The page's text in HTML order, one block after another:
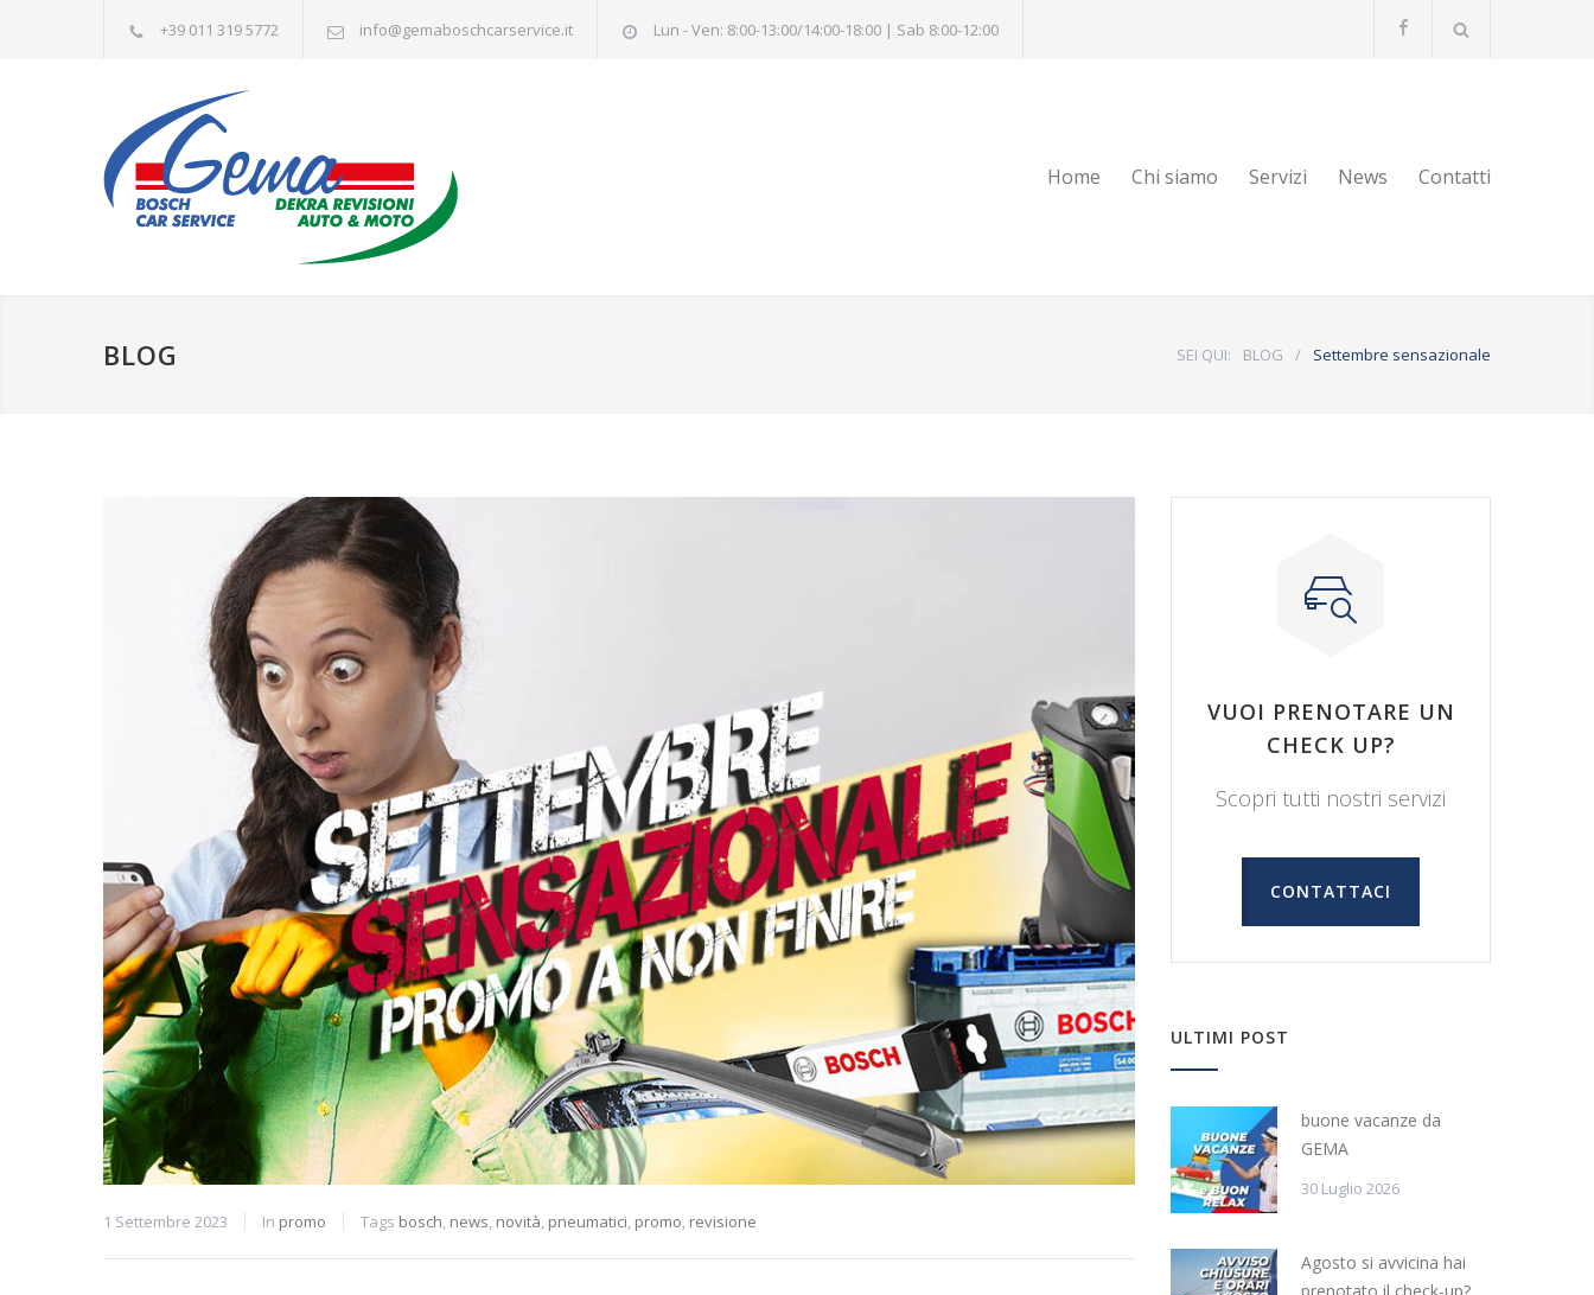
+39 011 319 5772 info@gemaboschcarservice.it Lun - Ven: 8:00-13:00/14:00-18:00 | Sab 8:00-12:00
Home Chi siamo Servizi News Contatti
BLOG SEI QUI: BLOG / Settembre sensazionale
1 Settembre 2023 In promo Tags bosch, news, novità, pneumatici, promo, revisione
VUOI PRENOTARE UN
CHECK UP?
Scopri tutti nostri servizi
CONTATTACI
ULTIMI POST
buone vacanze da
GEMA
30 Luglio 2026
Agosto si avvicina hai